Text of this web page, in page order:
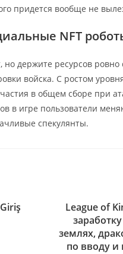
придется вообще не
NFT
держите ресурсов ровно
войска. С ростом
в общем сборе при
в игре пользователи
спекулянты.
League of
землях,
по вводу и